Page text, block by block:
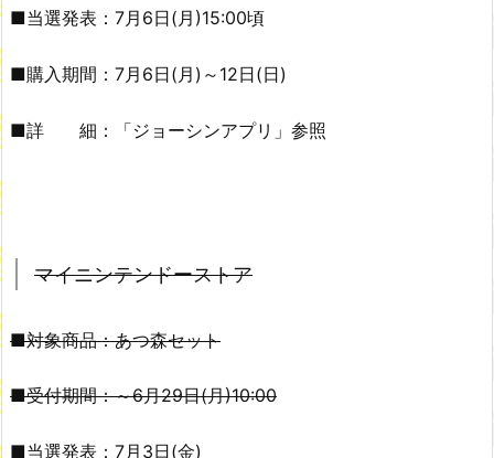
■当選発表：7月6日(月)15:00頃
■購入期間：7月6日(月)～12日(日)
■詳 細：「ジョーシンアプリ」参照
マイニンテンドーストア
■対象商品：あつ森セット
■受付期間：～6月29日(月)10:00
■当選発表：7月3日(金)